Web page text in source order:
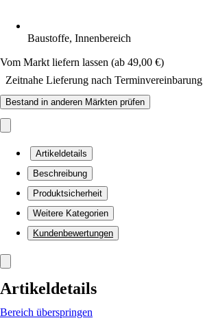
Baustoffe, Innenbereich
Vom Markt liefern lassen (ab 49,00 €)
Zeitnahe Lieferung nach Terminvereinbarung
Bestand in anderen Märkten prüfen
Artikeldetails
Beschreibung
Produktsicherheit
Weitere Kategorien
Kundenbewertungen
Artikeldetails
Bereich überspringen